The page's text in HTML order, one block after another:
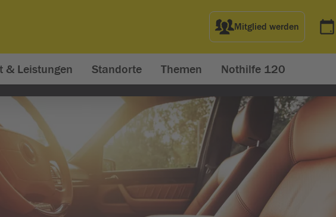
Mitglied werden
& Leistungen Standorte Themen Nothilfe 120